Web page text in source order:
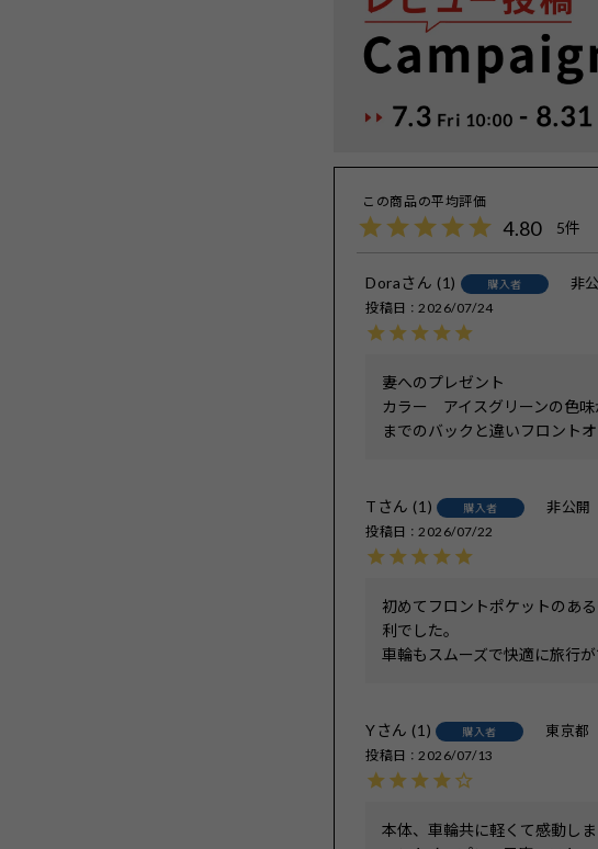
4.80 5
Dora 1 購入者 非
投稿日 2026/07/24
妻へのプレゼント
カラー　アイスグリーンの色
までのバックと違いフロント
T 1 購入者 非公開
投稿日 2026/07/22
初めてフロントポケットのあ
利でした。
車輪もスムーズで快適に旅行が
Y 1 購入者 東京都
投稿日 2026/07/13
本体、車輪共に軽くて感動し